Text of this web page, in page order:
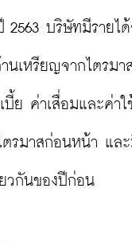
2563 บริษัทมีราย
นเหรียญจากไตรม
ย ค่าเสื่อมและค่า
รมาสก่อนหน้า แล
ยวกันของปีก่อน